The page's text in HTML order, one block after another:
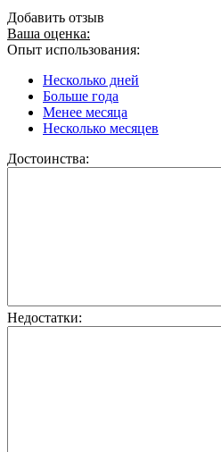
Добавить отзыв
Ваша оценка:
Опыт использования:
Несколько дней
Больше года
Менее месяца
Несколько месяцев
Достоинства:
Недостатки: